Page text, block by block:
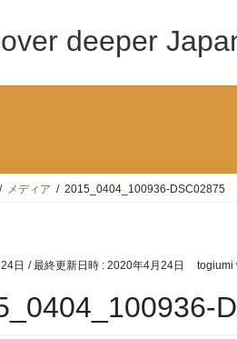
deeper
メディア 2015_0404_100936-DSC02875
日 / 最終更新日時 : 2020年4月24日 togiumi